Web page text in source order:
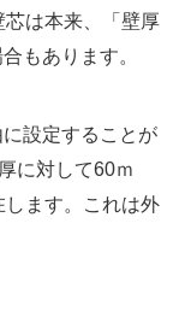
は本来、「壁厚
もあります。
設定することが
に対して60ｍ
ます。これは外